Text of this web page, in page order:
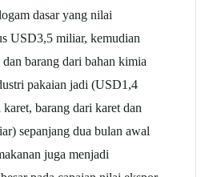
dasar yang nilai
USD3,5 miliar, kemudian
barang dari bahan kimia
pakaian jadi (USD1,4
barang dari karet dan
sepanjang dua bulan awal
juga menjadi